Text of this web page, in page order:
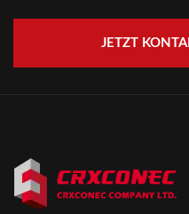
JETZT